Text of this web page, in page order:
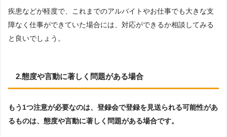
疾患などが軽度で、これまでのアルバイトやお仕事でも大きな支
障なく仕事ができていた場合には、対応ができるか相談してみる
と良いでしょう。
2.態度や言動に著しく問題がある場合
もう1つ注意が必要なのは、登録会で登録を見送られる可能性があ
るものは、態度や言動に著しく問題がある場合です。